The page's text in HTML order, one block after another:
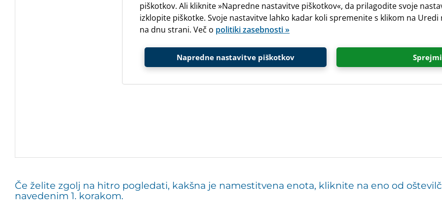
Če želite zgolj na hitro pogledati, kakšna je namestitvena enota, kliknite na eno od
navedenim 1. korakom.
piškotkov. Ali kliknite »Napredne nastavitve piškotkov«, da prilagodite svoje
izklopite piškotke. Svoje nastavitve lahko kadar koli spremenite s klikom na
na dnu strani. Več o politiki zasebnosti »
Napredne nastavitve piškotkov Sprejmi